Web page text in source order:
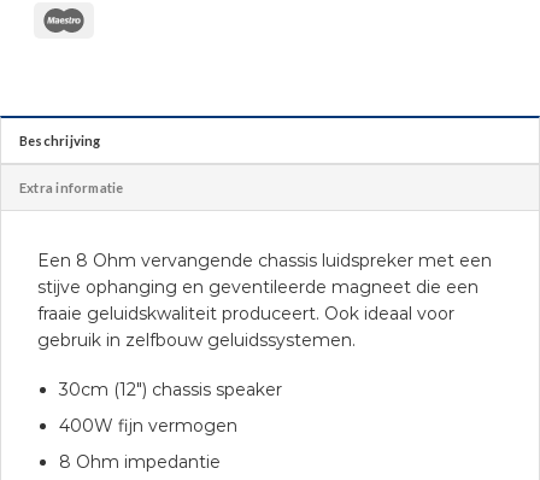
Beschrijving
Extra informatie
Een 8 Ohm vervangende chassis luidspreker met een
stijve ophanging en geventileerde magneet die een
fraaie geluidskwaliteit produceert. Ook ideaal voor
gebruik in zelfbouw geluidssystemen.
30cm (12″) chassis speaker
400W fijn vermogen
8 Ohm impedantie